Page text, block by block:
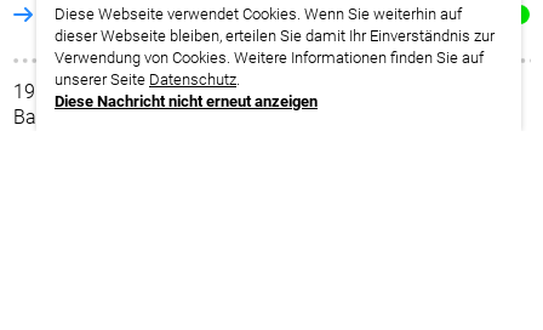
Diese Webseite verwendet Cookies. Wenn Sie weiterhin auf
dieser Webseite bleiben, erteilen Sie damit Ihr Einverständnis zur
Verwendung von Cookies. Weitere Informationen finden Sie auf
unserer Seite Datenschutz.
Diese Nachricht nicht erneut anzeigen
weitere Infos | Anmeldung
19.04. – 23.04.2027
Bayern | Augsburg